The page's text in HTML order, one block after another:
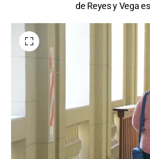
de Reyes y Vega